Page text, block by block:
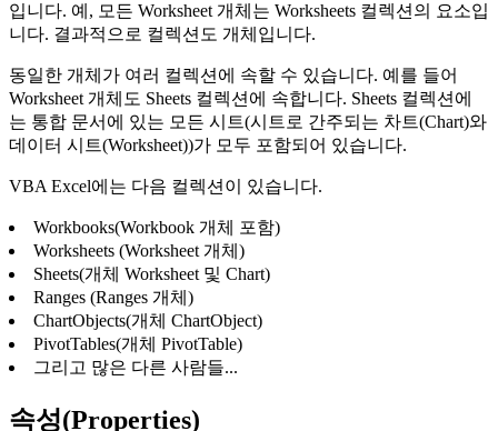
입니다. 예, 모든 Worksheet 개체는 Worksheets 컬렉션의 요소입
니다. 결과적으로 컬렉션도 개체입니다.
동일한 개체가 여러 컬렉션에 속할 수 있습니다. 예를 들어
Worksheet 개체도 Sheets 컬렉션에 속합니다. Sheets 컬렉션에
는 통합 문서에 있는 모든 시트(시트로 간주되는 차트(Chart)와
데이터 시트(Worksheet))가 모두 포함되어 있습니다.
VBA Excel에는 다음 컬렉션이 있습니다.
Workbooks(Workbook 개체 포함)
Worksheets (Worksheet 개체)
Sheets(개체 Worksheet 및 Chart)
Ranges (Ranges 개체)
ChartObjects(개체 ChartObject)
PivotTables(개체 PivotTable)
그리고 많은 다른 사람들...
속성(Properties)